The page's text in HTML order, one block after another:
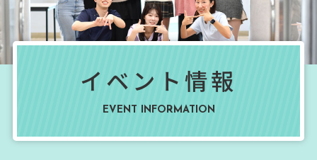
イベント情報
EVENT INFORMATION